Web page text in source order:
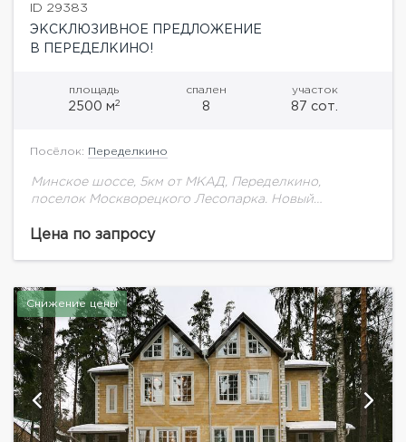
ID 29383
ЭКСКЛЮЗИВНОЕ ПРЕДЛОЖЕНИЕ
В ПЕРЕДЕЛКИНО!
площадь
2500 м2
спален
8
участок
87 сот.
Посёлок: Переделкино
Минское шоссе, 5км от МКАД, Переделкино,
поселок Москворецкого Лесопарка. Новый
большом участке. На участке: летний бассейн
Цена по запросу
Снижение цены